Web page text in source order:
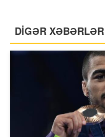
DİGƏR XƏBƏRLƏR